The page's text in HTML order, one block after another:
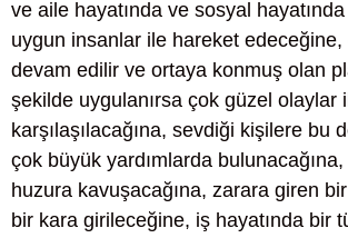
ve aile hayatında ve sosyal
uygun insanlar ile hareket
devam edilir ve ortaya konmuş olan
şekilde uygulanırsa çok güzel olaylar
karşılaşılacağına, sevdiği kişilere bu
çok büyük yardımlarda
huzura kavuşacağına, zarara giren
bir kara girileceğine, iş hayatında bir